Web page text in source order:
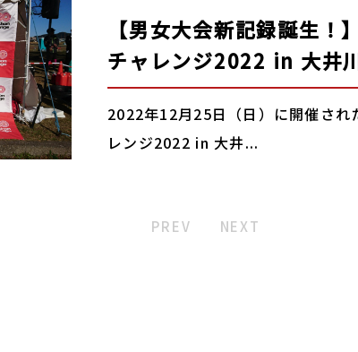
【男女大会新記録誕生！
チャレンジ2022 in 大井
2022年12月25日（日）に開催され
レンジ2022 in 大井...
PREV NEXT